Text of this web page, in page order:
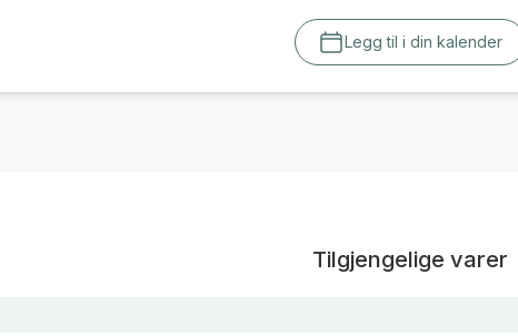
Legg til i din kalender
Tilgjengelige varer